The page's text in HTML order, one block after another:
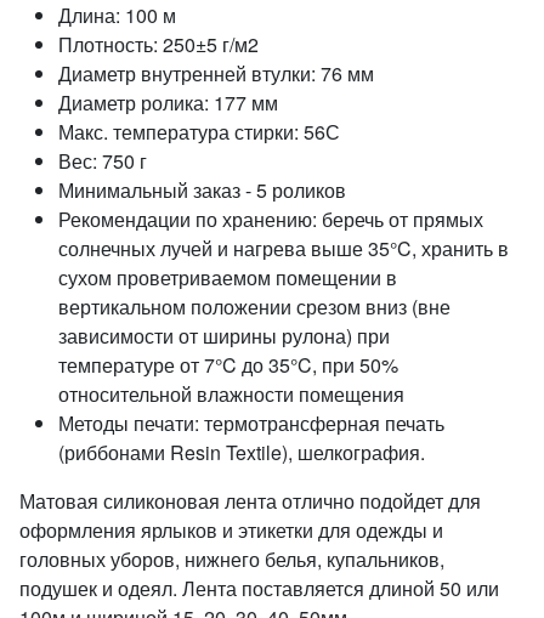
Длина: 100 м
Плотность: 250±5 г/м2
Диаметр внутренней втулки: 76 мм
Диаметр ролика: 177 мм
Макс. температура стирки: 56С
Вес: 750 г
Минимальный заказ - 5 роликов
Рекомендации по хранению: беречь от прямых
солнечных лучей и нагрева выше 35°C, хранить в
сухом проветриваемом помещении в
вертикальном положении срезом вниз (вне
зависимости от ширины рулона) при
температуре от 7°C до 35°C, при 50%
относительной влажности помещения
Методы печати: термотрансферная печать
(риббонами Resin Textile), шелкография.
Матовая силиконовая лента отлично подойдет для
оформления ярлыков и этикетки для одежды и
головных уборов, нижнего белья, купальников,
подушек и одеял. Лента поставляется длиной 50 или